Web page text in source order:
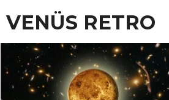
VENÜS RETRO